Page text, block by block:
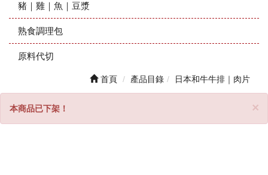
豬｜雞｜魚｜豆漿
熟食調理包
原料代切
首頁 產品目錄 日本和牛牛排｜肉片
×
本商品已下架！